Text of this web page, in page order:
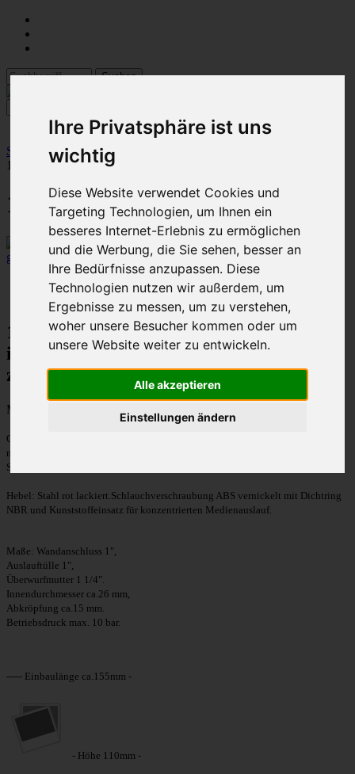
Ihre Privatsphäre ist uns
wichtig
Diese Website verwendet Cookies und
Targeting Technologien, um Ihnen ein
besseres Internet-Erlebnis zu ermöglichen
und die Werbung, die Sie sehen, besser an
Ihre Bedürfnisse anzupassen. Diese
Technologien nutzen wir außerdem, um
Ergebnisse zu messen, um zu verstehen,
woher unsere Besucher kommen oder um
unsere Website weiter zu entwickeln.
Alle akzeptieren
Einstellungen ändern
Startseite::09 Kugel- und Auslaufhähne
1" Kugel - Auslaufhahn
1" Kugel - Auslaufhahn
größeres Bild
Artikelnummer: #112
273 Stück auf Lager
12,00 €
inkl. 19% MwSt.
zzgl.Versandkosten
Menge:
Gehäuse Messing CW617N vernickelt. Kugel Messing CW617N hartverchromt
mit Dichtringen PTFE.
Spindel Messing CW614N mit O-Ring NBR.
Hebel: Stahl rot lackiert. Schlauchverschraubung ABS vernickelt mit Dichtring
NBR und Kunststoffeinsatz für konzentrierten Medienauslauf.
Maße: Wandanschluss 1",
Auslauftülle 1",
Überwurfmutter 1 1/4".
Innendurchmesser ca.26 mm,
Abkröpfung ca.15 mm.
Betriebsdruck max. 10 bar.
----- Einbaulänge ca.155mm -
- Höhe 110mm -